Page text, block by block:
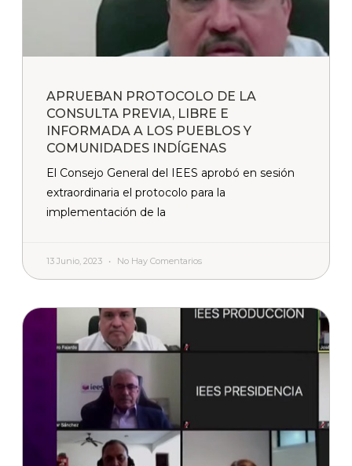
APRUEBAN PROTOCOLO DE LA
CONSULTA PREVIA, LIBRE E
INFORMADA A LOS PUEBLOS Y
COMUNIDADES INDÍGENAS
El Consejo General del IEES aprobó en sesión
extraordinaria el protocolo para la
implementación de la
13 Junio, 2023 No Hay Comentarios